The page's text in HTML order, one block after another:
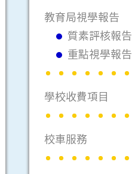
教育局視學報告
質素評核報告
重點視學報告
學校收費項目
校車服務